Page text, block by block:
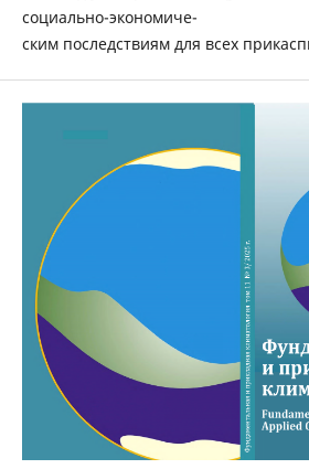
социально-экономиче-
ским последствиям для всех